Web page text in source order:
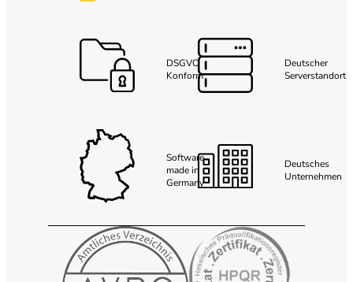
DSGVO
Konform
Deutscher
Serverstandort
Software
made in
Germany
Deutsches
Unternehmen